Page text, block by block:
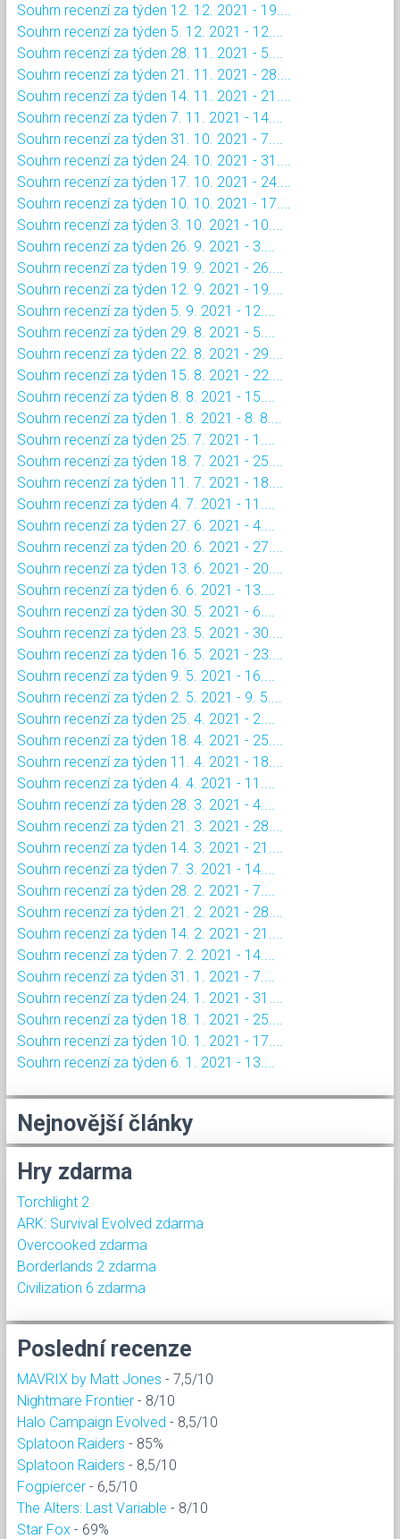
Souhrn recenzí za týden 12. 12. 2021 - 19....
Souhrn recenzí za týden 5. 12. 2021 - 12....
Souhrn recenzí za týden 28. 11. 2021 - 5....
Souhrn recenzí za týden 21. 11. 2021 - 28....
Souhrn recenzí za týden 14. 11. 2021 - 21....
Souhrn recenzí za týden 7. 11. 2021 - 14....
Souhrn recenzí za týden 31. 10. 2021 - 7....
Souhrn recenzí za týden 24. 10. 2021 - 31....
Souhrn recenzí za týden 17. 10. 2021 - 24....
Souhrn recenzí za týden 10. 10. 2021 - 17....
Souhrn recenzí za týden 3. 10. 2021 - 10....
Souhrn recenzí za týden 26. 9. 2021 - 3....
Souhrn recenzí za týden 19. 9. 2021 - 26....
Souhrn recenzí za týden 12. 9. 2021 - 19....
Souhrn recenzí za týden 5. 9. 2021 - 12....
Souhrn recenzí za týden 29. 8. 2021 - 5....
Souhrn recenzí za týden 22. 8. 2021 - 29....
Souhrn recenzí za týden 15. 8. 2021 - 22....
Souhrn recenzí za týden 8. 8. 2021 - 15....
Souhrn recenzí za týden 1. 8. 2021 - 8. 8....
Souhrn recenzí za týden 25. 7. 2021 - 1....
Souhrn recenzí za týden 18. 7. 2021 - 25....
Souhrn recenzí za týden 11. 7. 2021 - 18....
Souhrn recenzí za týden 4. 7. 2021 - 11....
Souhrn recenzí za týden 27. 6. 2021 - 4....
Souhrn recenzí za týden 20. 6. 2021 - 27....
Souhrn recenzí za týden 13. 6. 2021 - 20....
Souhrn recenzí za týden 6. 6. 2021 - 13....
Souhrn recenzí za týden 30. 5. 2021 - 6....
Souhrn recenzí za týden 23. 5. 2021 - 30....
Souhrn recenzí za týden 16. 5. 2021 - 23....
Souhrn recenzí za týden 9. 5. 2021 - 16....
Souhrn recenzí za týden 2. 5. 2021 - 9. 5....
Souhrn recenzí za týden 25. 4. 2021 - 2....
Souhrn recenzí za týden 18. 4. 2021 - 25....
Souhrn recenzí za týden 11. 4. 2021 - 18....
Souhrn recenzí za týden 4. 4. 2021 - 11....
Souhrn recenzí za týden 28. 3. 2021 - 4....
Souhrn recenzí za týden 21. 3. 2021 - 28....
Souhrn recenzí za týden 14. 3. 2021 - 21....
Souhrn recenzí za týden 7. 3. 2021 - 14....
Souhrn recenzí za týden 28. 2. 2021 - 7....
Souhrn recenzí za týden 21. 2. 2021 - 28....
Souhrn recenzí za týden 14. 2. 2021 - 21....
Souhrn recenzí za týden 7. 2. 2021 - 14....
Souhrn recenzí za týden 31. 1. 2021 - 7....
Souhrn recenzí za týden 24. 1. 2021 - 31....
Souhrn recenzí za týden 18. 1. 2021 - 25....
Souhrn recenzí za týden 10. 1. 2021 - 17....
Souhrn recenzí za týden 6. 1. 2021 - 13....
Nejnovější články
Hry zdarma
Torchlight 2
ARK: Survival Evolved zdarma
Overcooked zdarma
Borderlands 2 zdarma
Civilization 6 zdarma
Poslední recenze
MAVRIX by Matt Jones - 7,5/10
Nightmare Frontier - 8/10
Halo Campaign Evolved - 8,5/10
Splatoon Raiders - 85%
Splatoon Raiders - 8,5/10
Fogpiercer - 6,5/10
The Alters: Last Variable - 8/10
Star Fox - 69%